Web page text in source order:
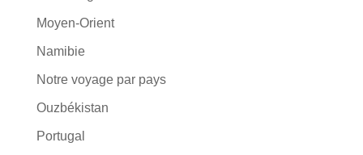
Moyen-Orient
Namibie
Notre voyage par pays
Ouzbékistan
Portugal